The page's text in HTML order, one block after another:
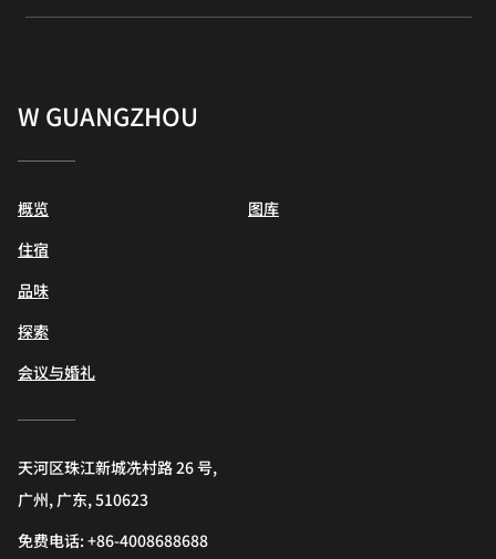
W GUANGZHOU
概览
住宿
品味
探索
会议与婚礼
图库
天河区珠江新城冼村路 26 号,
广州, 广东, 510623
免费电话:+86-4008688688